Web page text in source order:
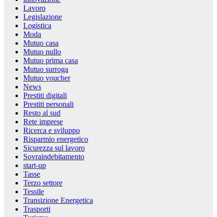
Lavoro
Legislazione
Logistica
Moda
Mutuo casa
Mutuo nullo
Mutuo prima casa
Mutuo surroga
Mutuo voucher
News
Prestiti digitali
Prestiti personali
Resto al sud
Rete imprese
Ricerca e sviluppo
Risparmio energetico
Sicurezza sul lavoro
Sovraindebitamento
start-up
Tasse
Terzo settore
Tessile
Transizione Energetica
Trasporti